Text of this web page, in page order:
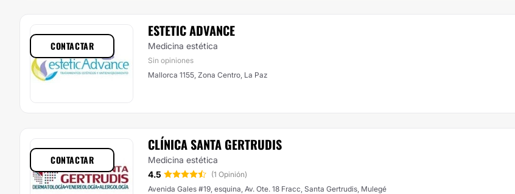
ESTETIC ADVANCE
Medicina estética
Sin opiniones
Mallorca 1155, Zona Centro, La Paz
CONTACTAR
CLÍNICA SANTA GERTRUDIS
Medicina estética
4.5
(1 Opinión)
Avenida Gales #19, esquina, Av. Ote. 18 Fracc, Santa Gertrudis, Mulegé
CONTACTAR